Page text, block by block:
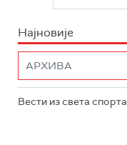
Најновије
Вести из света спорта